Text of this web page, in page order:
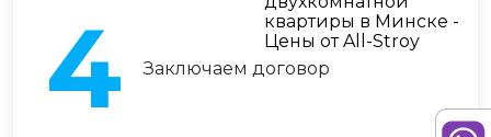
4 Заключаем договор